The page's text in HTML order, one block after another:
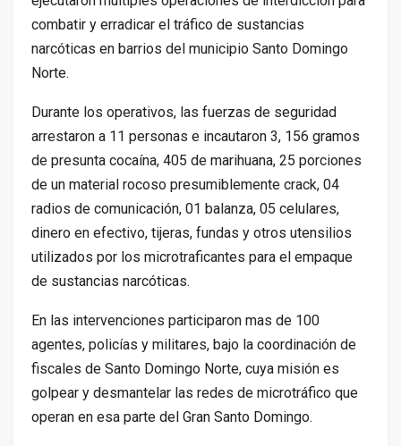
combatir y erradicar el tráfico de sustancias
narcóticas en barrios del municipio Santo Domingo
Norte.
Durante los operativos, las fuerzas de seguridad
arrestaron a 11 personas e incautaron 3, 156 gramos
de presunta cocaína, 405 de marihuana, 25 porciones
de un material rocoso presumiblemente crack, 04
radios de comunicación, 01 balanza, 05 celulares,
dinero en efectivo, tijeras, fundas y otros utensilios
utilizados por los microtraficantes para el empaque
de sustancias narcóticas.
En las intervenciones participaron mas de 100
agentes, policías y militares, bajo la coordinación de
fiscales de Santo Domingo Norte, cuya misión es
golpear y desmantelar las redes de microtráfico que
operan en esa parte del Gran Santo Domingo.